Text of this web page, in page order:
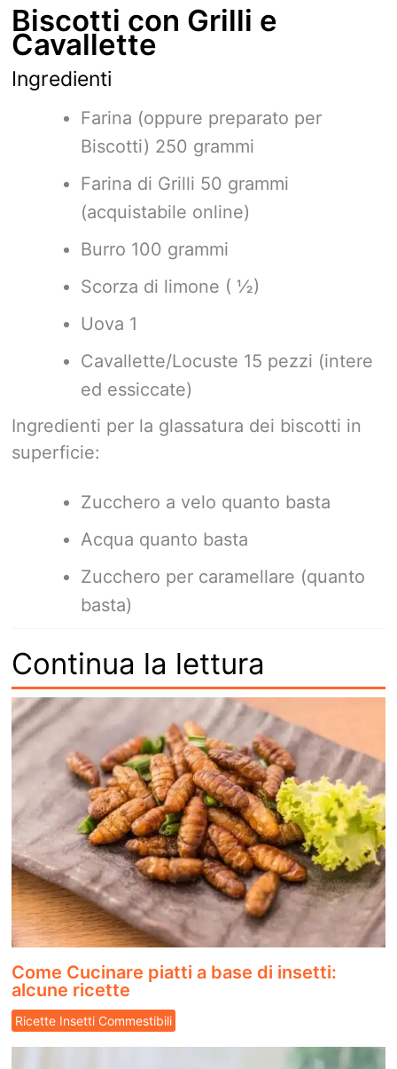
Biscotti con Grilli e
Cavallette
Ingredienti
Farina (oppure preparato per
Biscotti) 250 grammi
Farina di Grilli 50 grammi
(acquistabile online)
Burro 100 grammi
Scorza di limone ( ½)
Uova 1
Cavallette/Locuste 15 pezzi (intere
ed essiccate)
Ingredienti per la glassatura dei biscotti in
superficie:
Zucchero a velo quanto basta
Acqua quanto basta
Zucchero per caramellare (quanto
basta)
Continua la lettura
Come Cucinare piatti a base di insetti:
alcune ricette
Ricette Insetti Commestibili